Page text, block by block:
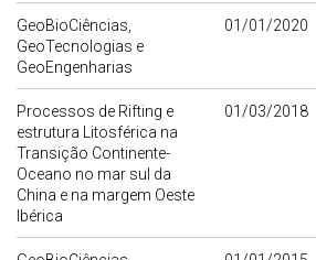
GeoBioCiências,
GeoTecnologias e
GeoEngenharias
01/01/2020
Processos de Rifting e
estrutura Litosférica na
Transição Continente-
Oceano no mar sul da
China e na margem Oeste
Ibérica
01/03/2018